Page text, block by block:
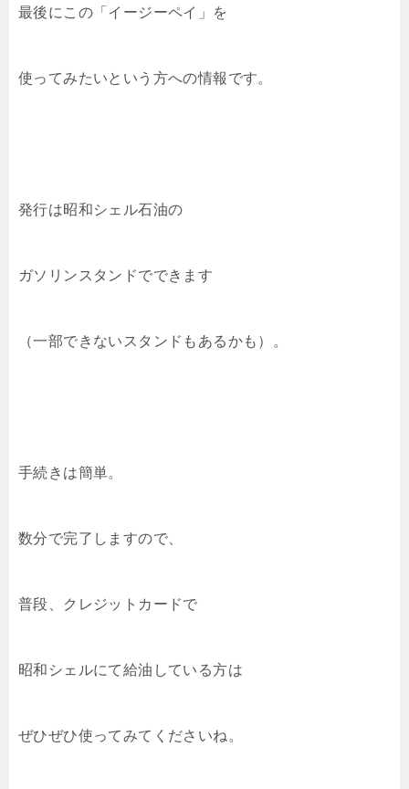
最後にこの「イージーペイ」を
使ってみたいという方への情報です。
発行は昭和シェル石油の
ガソリンスタンドでできます
（一部できないスタンドもあるかも）。
手続きは簡単。
数分で完了しますので、
普段、クレジットカードで
昭和シェルにて給油している方は
ぜひぜひ使ってみてくださいね。